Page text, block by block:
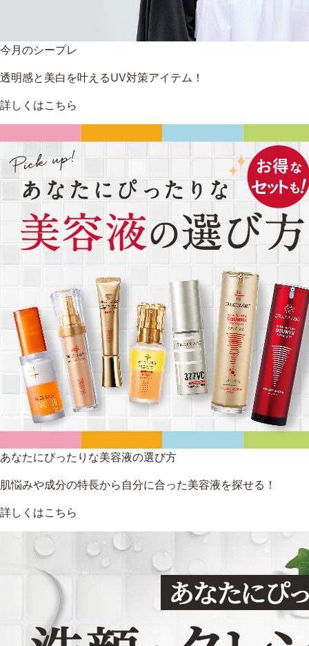
今月のシープレ
透明感と美白を叶えるUV対策アイテム！
詳しくはこちら
あなたにぴったりな美容液の選び方
肌悩みや成分の特長から自分に合った美容液を探せる！
詳しくはこちら